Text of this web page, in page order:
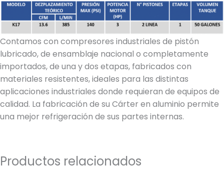
Contamos con compresores industriales de pistón
lubricado, de ensamblaje nacional o completamente
importados, de una y dos etapas, fabricados con
materiales resistentes, ideales para las distintas
aplicaciones industriales donde requieran de equipos de
calidad. La fabricación de su Cárter en aluminio permite
una mejor refrigeración de sus partes internas.
Productos relacionados